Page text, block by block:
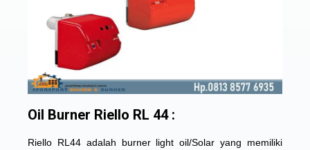
Oil Burner Riello RL 44 :
Riello RL44 adalah burner light oil/Solar yang memiliki